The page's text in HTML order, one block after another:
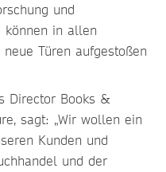
und
können in allen
Türen aufgestoßen
Director Books &
sagt: „Wir wollen ein
Kunden und
und der